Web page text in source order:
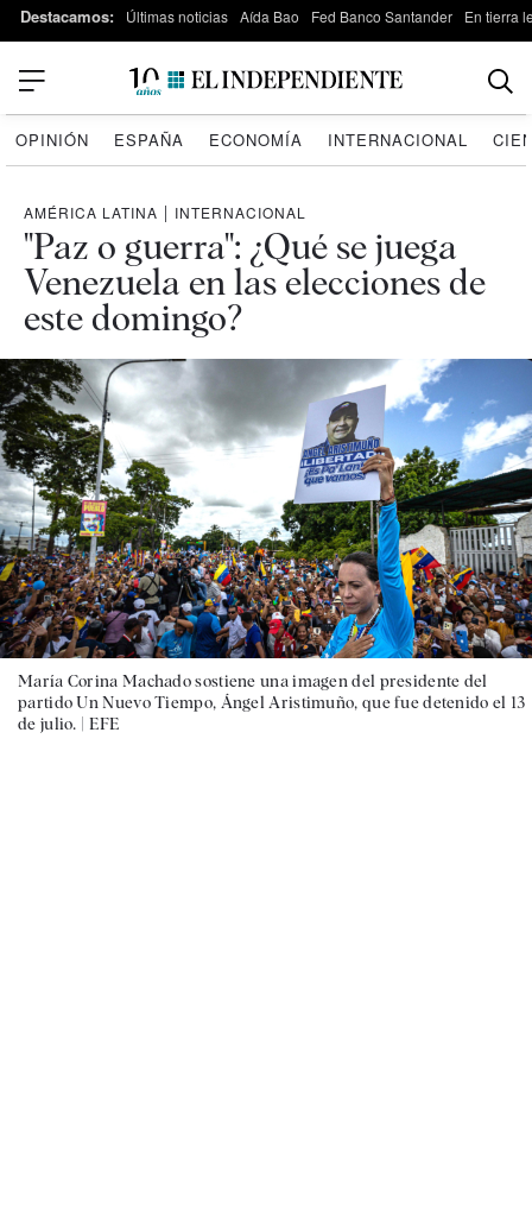
Destacamos: Últimas noticias Aída Bao Fed Banco Santander En tierra
OPINIÓN ESPAÑA ECONOMÍA INTERNACIONAL
AMÉRICA LATINA | INTERNACIONAL
"Paz o guerra": ¿Qué se juega
Venezuela en las elecciones de
este domingo?
María Corina Machado sostiene una imagen del presidente del
partido Un Nuevo Tiempo, Ángel Aristimuño, que fue detenido el 13
de julio. | EFE